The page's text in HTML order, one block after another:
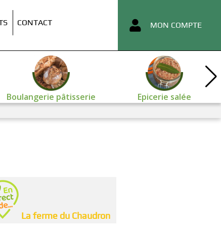
CONTACT MON COMPTE
Boulangerie pâtisserie
Epicerie salée
La ferme du Chaudron